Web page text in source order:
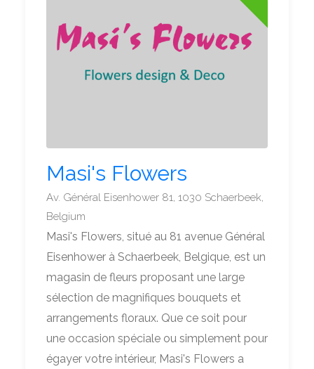
Masi's Flowers
Av. Général Eisenhower 81, 1030 Schaerbeek,
Belgium
Masi's Flowers, situé au 81 avenue Général
Eisenhower à Schaerbeek, Belgique, est un
magasin de fleurs proposant une large
sélection de magnifiques bouquets et
arrangements floraux. Que ce soit pour
une occasion spéciale ou simplement pour
égayer votre intérieur, Masi's Flowers a